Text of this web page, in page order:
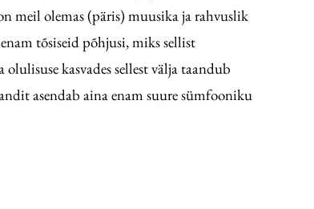
meil olemas (päris) muusika ja rahvuslik
tõsiseid põhjusi, miks sellist
kasvades sellest välja taandub
asendab aina enam suure sümfooniku